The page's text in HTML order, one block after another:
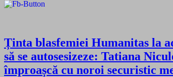
Ținta blasfemiei Humanitas la
să se autosesizeze: Tatiana
împroașcă cu noroi securistic